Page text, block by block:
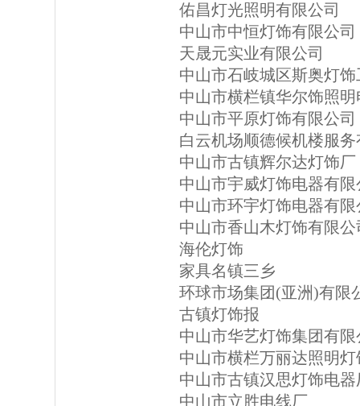
佑昌灯光照明有限公司
中山市中恒灯饰有限公司
天晟元实业有限公司
中山市石岐城区斯奥灯
中山市横栏镇华尔饰照
中山市平原灯饰有限公司
白云机场顺德候机楼服
中山市古镇辉尔达灯饰厂
中山市宇威灯饰电器有限
中山市环宇灯饰电器有限
中山市香山木灯饰有限公
海伦灯饰
家具名镇三乡
环球市场集团(亚洲)有限
古镇灯饰报
中山市华艺灯饰集团有限
中山市横栏万丽达照明灯
中山市古镇汉思灯饰电器
中山市立胜电线厂